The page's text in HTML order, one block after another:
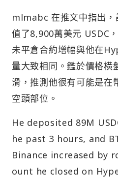
mlmabc 在推文中指出，
值了8,900萬美元 USDC
未平倉合約增幅與他在
量大致相同。鑑於價格橫
滑，推測他很有可能是在
空頭部位。
He deposited 89M
he past 3 hours, and
Binance increased by
ount he closed on